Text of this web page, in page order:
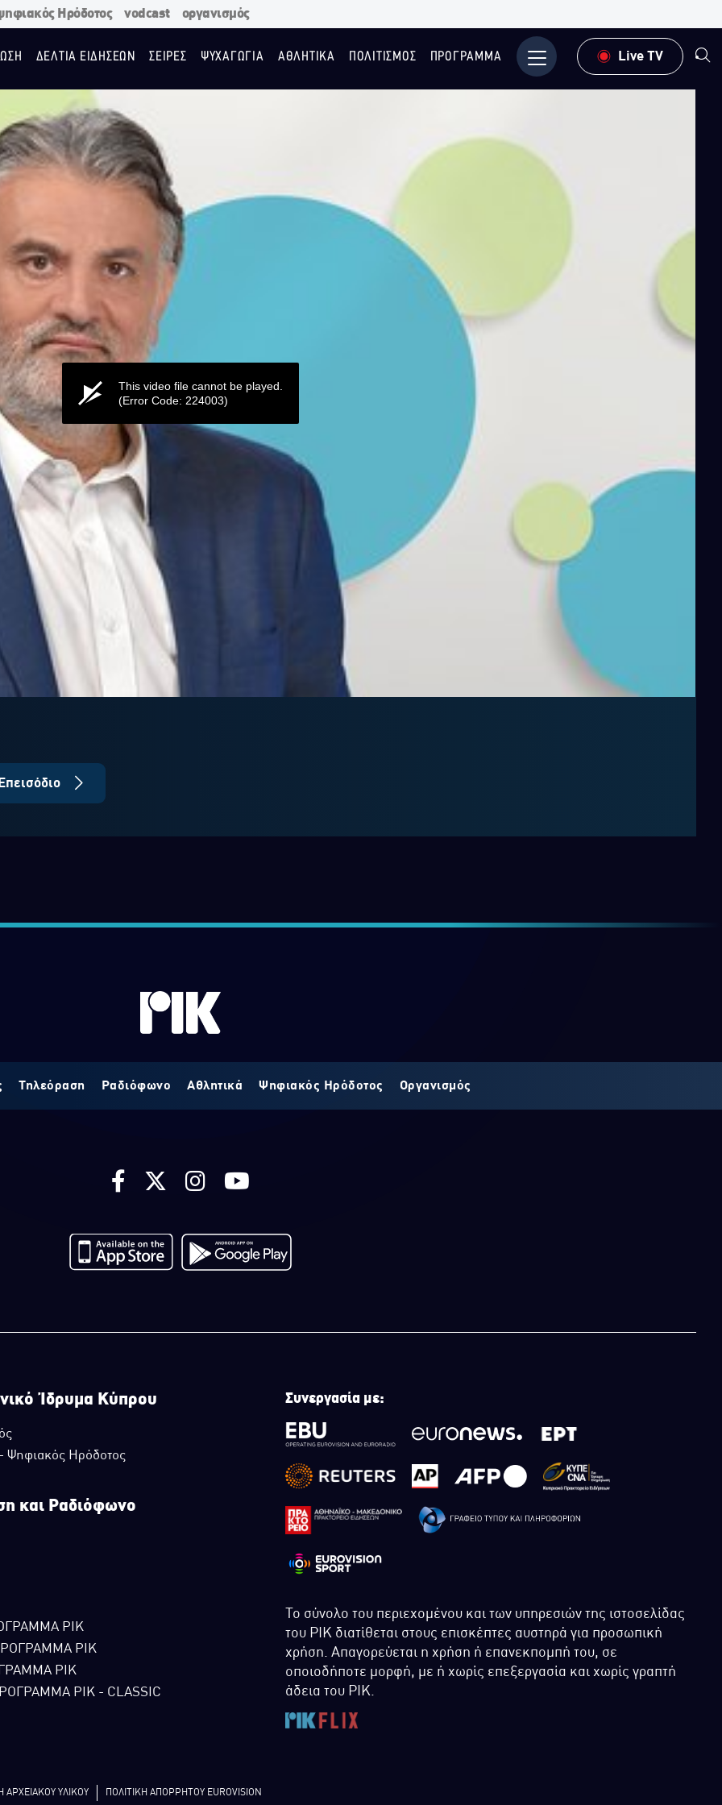
Ηρόδοτος vodcast οργανισμός
ΔΕΛΤΙΑ ΕΙΔΗΣΕΩΝ ΣΕΙΡΕΣ ΨΥΧΑΓΩΓΙΑ ΑΘΛΗΤΙΚΑ ΠΟΛΙΤΙΣΜΟΣ ΠΡΟΓΡΑΜΜΑ Μενού Live TV
This video file cannot be played.
(Error Code: 224003)
Τηλεόραση Ραδιόφωνο Αθλητικά Ψηφιακός Ηρόδοτος Οργανισμός
Ίδρυμα Κύπρου
Ψηφιακός Ηρόδοτος
και Ραδιόφωνο
ΡΙΚ
ΡΙΚ
ΡΙΚ
ΡΙΚ - CLASSIC
Συνεργασία με:
Το σύνολο του περιεχομένου και των υπηρεσιών της ιστοσελίδας
του ΡΙΚ διατίθεται στους επισκέπτες αυστηρά για προσωπική
χρήση. Απαγορεύεται η χρήση ή επανεκπομπή του, σε
οποιοδήποτε μορφή, με ή χωρίς επεξεργασία και χωρίς γραπτή
άδεια του ΡΙΚ.
ΑΡΧΕΙΑΚΟΥ ΥΛΙΚΟΥ ΠΟΛΙΤΙΚΗ ΑΠΟΡΡΗΤΟΥ EUROVISION